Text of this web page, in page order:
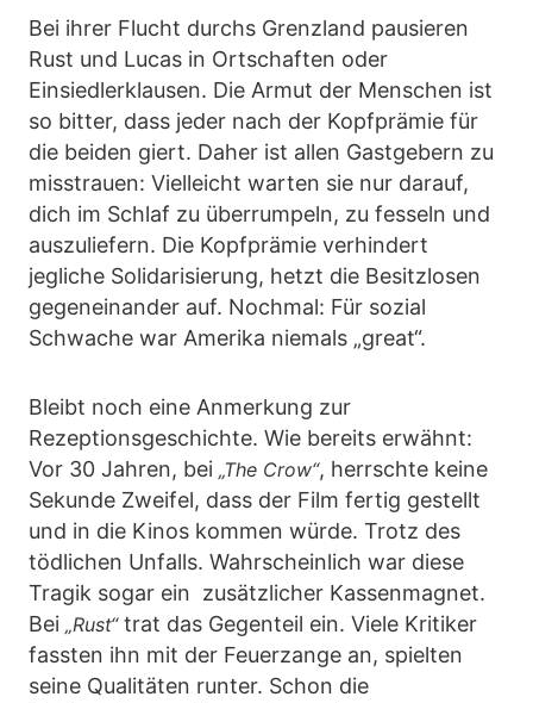
Bei ihrer Flucht durchs Grenzland pausieren
Rust und Lucas in Ortschaften oder
Einsiedlerklausen. Die Armut der Menschen ist
so bitter, dass jeder nach der Kopfprämie für
die beiden giert. Daher ist allen Gastgebern zu
misstrauen: Vielleicht warten sie nur darauf,
dich im Schlaf zu überrumpeln, zu fesseln und
auszuliefern. Die Kopfprämie verhindert
jegliche Solidarisierung, hetzt die Besitzlosen
gegeneinander auf. Nochmal: Für sozial
Schwache war Amerika niemals „great“.
Bleibt noch eine Anmerkung zur
Rezeptionsgeschichte. Wie bereits erwähnt:
Vor 30 Jahren, bei „The Crow“, herrschte keine
Sekunde Zweifel, dass der Film fertig gestellt
und in die Kinos kommen würde. Trotz des
tödlichen Unfalls. Wahrscheinlich war diese
Tragik sogar ein zusätzlicher Kassenmagnet.
Bei „Rust“trat das Gegenteil ein. Viele Kritiker
fassten ihn mit der Feuerzange an, spielten
seine Qualitäten runter. Schon die